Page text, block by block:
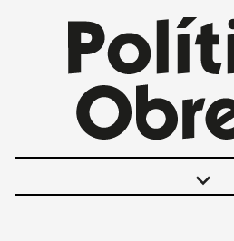
keyboard_arrow_down